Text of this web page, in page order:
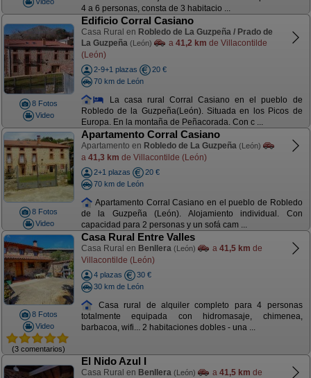
4 a 6 personas, consta de 3 habitacio ...
8 Fotos
Video
Edificio Corral Casiano
Casa Rural en Robledo de La Guzpeña / Prado de
La Guzpeña (León) a 41,2 km de Villacontilde
(León)
2-9+1 plazas
20 €
70 km de León
La casa rural Corral Casiano en el pueblo de
Robledo de la Guzpeña(León). Situada en los Picos de
Europa. En la montaña de Peñacorada. Con c ...
8 Fotos
Video
Apartamento Corral Casiano
Apartamento en Robledo de La Guzpeña (León)
a 41,3 km de Villacontilde (León)
2+1 plazas
20 €
70 km de León
Apartamento Corral Casiano en el pueblo de Robledo
de la Guzpeña (León). Alojamiento individual. Con
capacidad para 2 personas y un sofá cam ...
8 Fotos
Video
(3 comentarios)
Casa Rural Entre Valles
Casa Rural en Benllera (León) a 41,5 km de
Villacontilde (León)
4 plazas
30 €
30 km de León
Casa rural de alquiler completo para 4 personas
totalmente equipada con hidromasaje, chimenea,
barbacoa, wifi... 2 habitaciones dobles - una ...
El Nido Azul I
Casa Rural en Benllera (León) a 41,5 km de